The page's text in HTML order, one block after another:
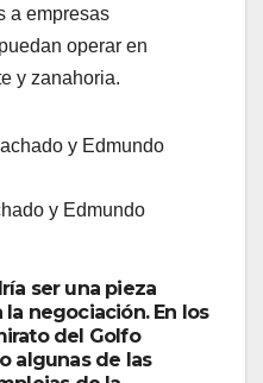
a empresas
operar en
y zanahoria.
y Edmundo
ser una pieza
negociación. En los
del Golfo
algunas de las